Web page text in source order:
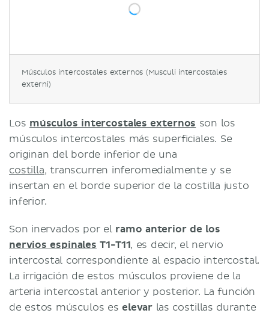
Músculos intercostales externos (Musculi intercostales
externi)
Los músculos intercostales externos son los
músculos intercostales más superficiales. Se
originan del borde inferior de una
costilla, transcurren inferomedialmente y se
insertan en el borde superior de la costilla justo
inferior.
Son inervados por el ramo anterior de los
nervios espinales T1-T11, es decir, el nervio
intercostal correspondiente al espacio intercostal.
La irrigación de estos músculos proviene de la
arteria intercostal anterior y posterior. La función
de estos músculos eselevar las costillas durante